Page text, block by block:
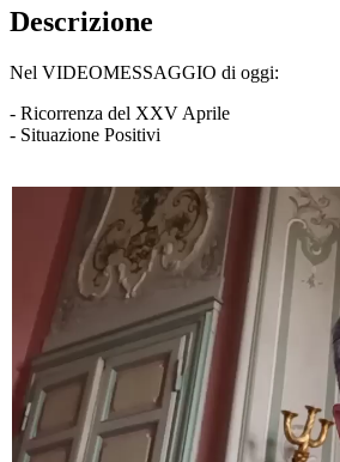
Descrizione
Nel VIDEOMESSAGGIO di oggi:
- Ricorrenza del XXV Aprile
- Situazione Positivi